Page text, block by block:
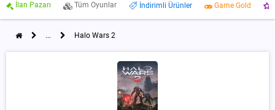
İlan Pazarı Tüm Oyunlar İndirimli Ürünler Game Gold
... Halo Wars 2